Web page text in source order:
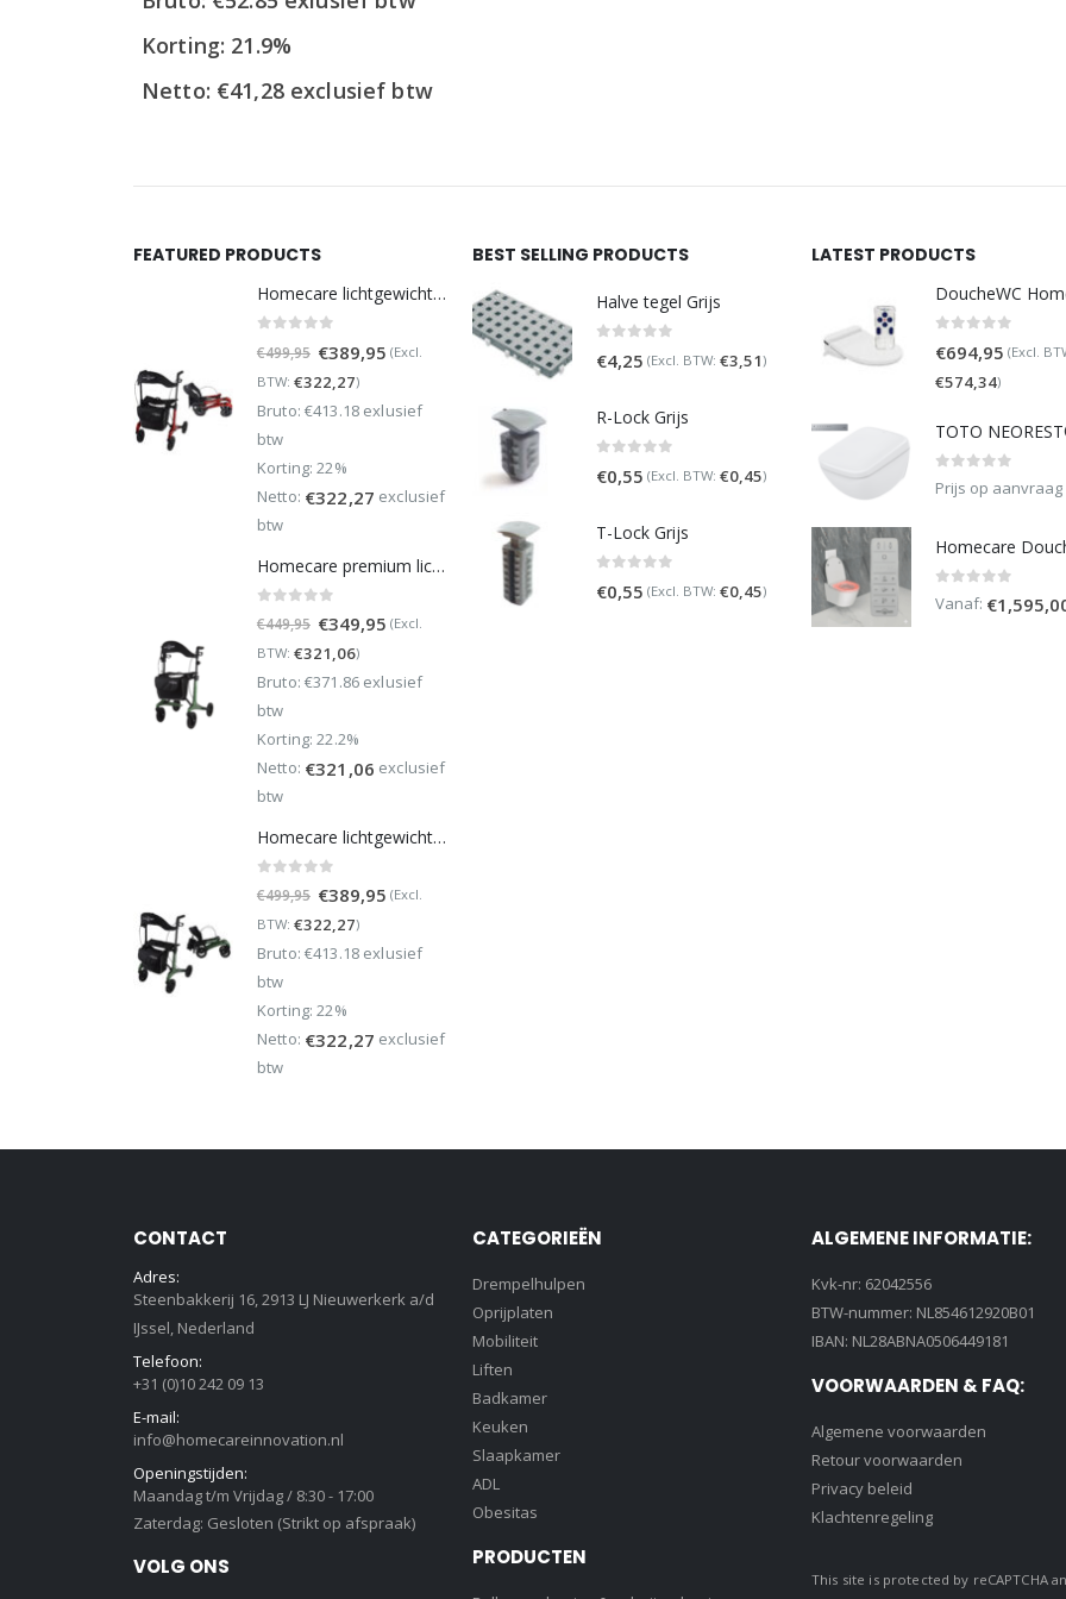
€63,95.€49,95.
Korting: 21.9%
Netto:€41,28exclusief btw
FEATURED PRODUCTS
Homecare lichtgewicht Rollator van 5,8 kg – Carbon rollator tot 150 kg draaggewicht – Dubbel opvouwbaar en inclusief reistas - Rood
€499,95 Oorspronkelijke
prijs
was:
€389,95 Huidige
is:
(Excl.
BTW: €322,27)
Bruto: €413.18 exlusief
btw
Korting: 22%
Netto: €322,27 exclusief
btw
Homecare premium lichtgewicht 5,4 kg - carbon rollator - 150 kg draaggewicht - Opvouwbaar - Groen - incl stokhouder
€449,95 Oorspronkelijke
prijs
was:
€349,95 Huidige
is:
(Excl.
BTW: €321,06)
Bruto: €371.86 exlusief
btw
Korting: 22.2%
Netto: €321,06 exclusief
btw
Homecare lichtgewicht Rollator van 5,8 kg – Carbon rollator tot 150 kg draaggewicht – Dubbel opvouwbaar en inclusief reistas - Groen
€499,95 Oorspronkelijke
prijs
was:
€389,95 Huidige
is:
(Excl.
BTW: €322,27)
Bruto: €413.18 exlusief
btw
Korting: 22%
Netto: €322,27 exclusief
btw
BEST SELLING PRODUCTS
Halve tegel Grijs
€4,25 (Excl. BTW: €3,51)
R-Lock Grijs
€0,55 (Excl. BTW: €0,45)
T-Lock Grijs
€0,55 (Excl. BTW: €0,45)
LATEST PRODUCTS
€694,95 (Excl.
€574,34)
Prijs op aanvraag
out of 5
Vanaf: €
CONTACT
Adres:
Steenbakkerij 16, 2913 LJ Nieuwerkerk a/d
IJssel, Nederland
Telefoon:
+31 (0)10 242 09 13
E-mail:
info@homecareinnovation.nl
Openingstijden:
Maandag t/m Vrijdag / 8:30 - 17:00
Zaterdag: Gesloten (Strikt op afspraak)
VOLG ONS
CATEGORIEËN
Drempelhulpen
Oprijplaten
Mobiliteit
Liften
Badkamer
Keuken
Slaapkamer
ADL
Obesitas
PRODUCTEN
ALGEMENE INFORMATIE:
Kvk-nr: 62042556
BTW-nummer: NL854612920B01
IBAN: NL28ABNA0506449181
VOORWAARDEN & FAQ:
Algemene voorwaarden
Retour voorwaarden
Privacy beleid
Klachtenregeling
This site is protected by reCAPTCHA